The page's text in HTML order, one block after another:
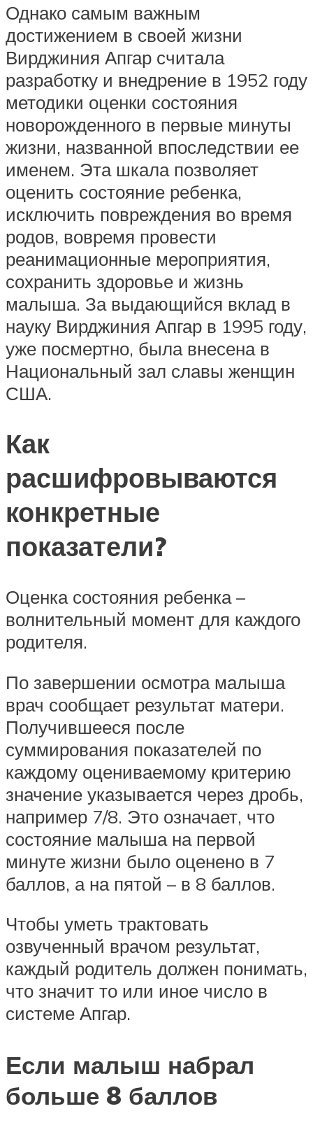
Однако самым важным
достижением в своей жизни
Вирджиния Апгар считала
разработку и внедрение в 1952 году
методики оценки состояния
новорожденного в первые минуты
жизни, названной впоследствии ее
именем. Эта шкала позволяет
оценить состояние ребенка,
исключить повреждения во время
родов, вовремя провести
реанимационные мероприятия,
сохранить здоровье и жизнь
малыша. За выдающийся вклад в
науку Вирджиния Апгар в 1995 году,
уже посмертно, была внесена в
Национальный зал славы женщин
США.
Как
расшифровываются
конкретные
показатели?
Оценка состояния ребенка –
волнительный момент для каждого
родителя.
По завершении осмотра малыша
врач сообщает результат матери.
Получившееся после
суммирования показателей по
каждому оцениваемому критерию
значение указывается через дробь,
например 7/8. Это означает, что
состояние малыша на первой
минуте жизни было оценено в 7
баллов, а на пятой – в 8 баллов.
Чтобы уметь трактовать
озвученный врачом результат,
каждый родитель должен понимать,
что значит то или иное число в
системе Апгар.
Если малыш набрал
больше 8 баллов